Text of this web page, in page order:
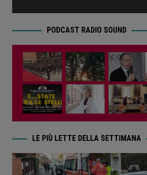
PODCAST RADIO SOUND
LE PIÙ LETTE DELLA SETTIMANA